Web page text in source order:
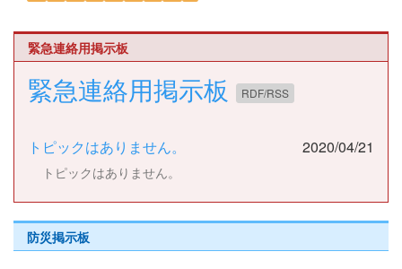
緊急連絡用掲示板
緊急連絡用掲示板 RDF/RSS
トピックはありません。 2020/04/21
トピックはありません。
防災掲示板